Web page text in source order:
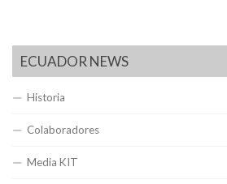
ECUADOR NEWS
Historia
Colaboradores
Media KIT